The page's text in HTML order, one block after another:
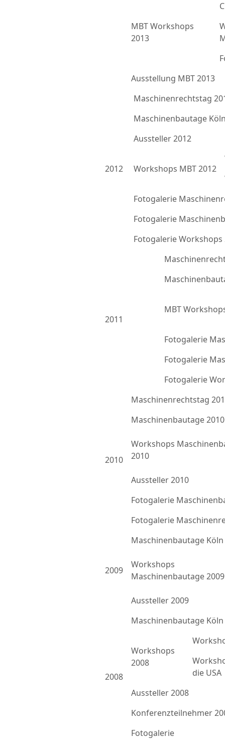
MBT Workshops
2013
Ausstellung MBT 2013
2012
Maschinenrechtstag
Maschinenbautage
Aussteller 2012
Workshops MBT 2012
Fotogalerie
Fotogalerie
Fotogalerie Workshops
2011
MBT
Fotogalerie
Fotogalerie
Fotogalerie
2010
Maschinenrechtstag
Maschinenbautage 2010
Workshops
2010
Aussteller 2010
Fotogalerie
Fotogalerie
2009
Maschinenbautage Köln
Workshops
Maschinenbautage 2009
Aussteller 2009
2008
Maschinenbautage Köln
Workshops
2008
die USA
Aussteller 2008
Konferenzteilnehmer
Fotogalerie